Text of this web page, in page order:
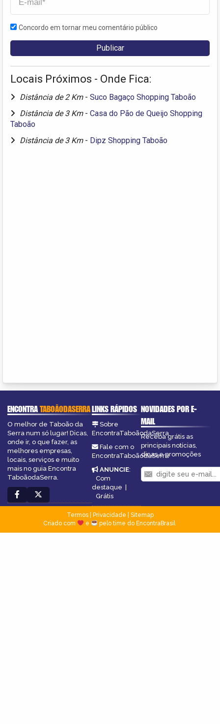
Concordo em tornar meu comentário público
Locais Próximos - Onde Fica:
Distância de 2 Km - Suco Bagaço Shopping Taboão
Distância de 3 Km - Casa do Pão de Queijo Shopping
Taboão
Distância de 3 Km - Dipz Shopping Taboão
ENCONTRATABOÃODASERRA
O melhor de Taboão da
Serra num só lugar! Dicas,
onde ir, o que fazer, as
melhores empresas,
locais, serviços e muito
mais no guia Encontra
TaboãodaSerra.
LINKS RÁPIDOS
Sobre
EncontraTaboãodaSerra
Fale com o
EncontraTaboãodaSerra
ANUNCIE:
Com
destaque
Grátis
NOVIDADES POR E-
MAIL
Receba grátis as
principais notícias,
dicas e promoções
Termos| Privacidade
Sitemap
Criado com
e pelo time do EncontraBrasil